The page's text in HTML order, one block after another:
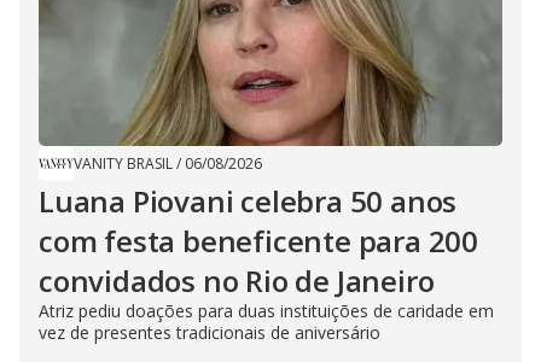
VANITY BRASIL/ 06/08/2026
Luana Piovani celebra 50 anos
com festa beneficente para 200
convidados no Rio de Janeiro
Atriz pediu doações para duas instituições de caridade em
vez de presentes tradicionais de aniversário